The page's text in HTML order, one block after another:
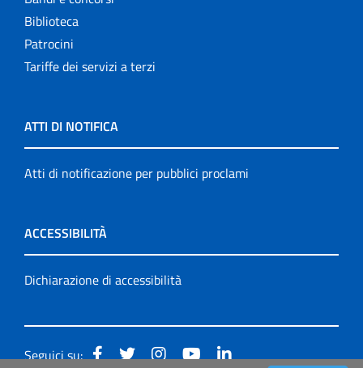
Biblioteca
Patrocini
Tariffe dei servizi a terzi
ATTI DI NOTIFICA
Atti di notificazione per pubblici proclami
ACCESSIBILITÀ
Dichiarazione di accessibilità
Seguici su: